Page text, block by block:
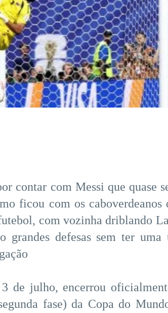
contar com Messi que quase
ficou com os caboverdeanos
com vozinha driblando
grandes defesas sem ter
de julho, encerrou
fase) da Copa do